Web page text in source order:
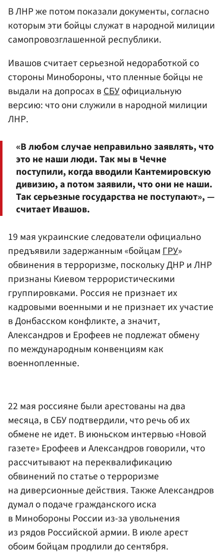
В ЛНР же потом показали документы, согласно
которым эти бойцы служат в народной милиции
самопровозглашенной республики.
Ивашов считает серьезной недоработкой со
стороны Минобороны, что пленные бойцы не
выдали на допросах вСБУофициальную
версию: что они служили в народной милиции
ЛНР.
«В любом случае неправильно заявлять, что
это не наши люди. Так мы в Чечне
поступили, когда вводили Кантемировскую
дивизию, а потом заявили, что они не наши.
Так серьезные государства не поступают», —
считает Ивашов.
19 мая украинские следователи официально
предъявили задержанным «бойцамГРУ»
обвинения в терроризме, поскольку ДНР и ЛНР
признаны Киевом террористическими
группировками. Россия не признает их
кадровыми военными и не признает их участие
в Донбасском конфликте, а значит,
Александров и Ерофеев не подлежат обмену
по международным конвенциям как
военнопленные.
22 мая россияне были арестованы на два
месяца, в СБУ подтвердили, что речь об их
обмене не идет. В июньском интервью «Новой
газете» Ерофеев и Александров говорили, что
рассчитывают на переквалификацию
обвинений по статье о терроризме
на диверсионные действия. Также Александров
думал о подаче гражданского иска
в Минобороны России из-за увольнения
из рядов Российской армии. В июле арест
обоим бойцам продлили до сентября.